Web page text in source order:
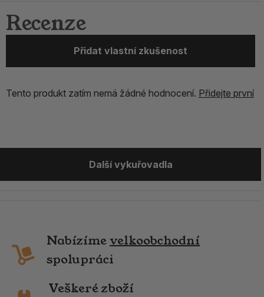
Recenze
Přidat vlastní zkušenost
Tento produkt zatím nemá žádné hodnocení. Přidejte první
Další vykuřovadla
Nabízíme velkoobchodní
spolupráci
Veškeré zboží